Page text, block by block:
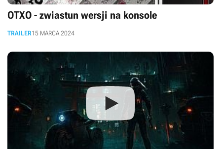
OTXO - zwiastun wersji na konsole
TRAILER15 MARCA 2024